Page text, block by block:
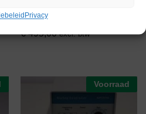
Privacy
Applikon Biocontroller
€495,00 excl. btw
Voorraad